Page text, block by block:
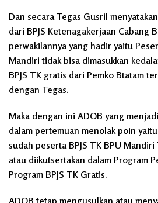
Dan secara Tegas Gusril
dari BPJS Ketenagakerjaan Cabang
perwakilannya yang hadir yaitu
Mandiri tidak bisa dimasukkan
BPJS TK gratis dari Pemko Btatam
dengan Tegas.
Maka dengan ini ADOB yang
dalam pertemuan menolak poin
sudah peserta BPJS TK BPU
atau diikutsertakan dalam Program
Program BPJS TK Gratis.